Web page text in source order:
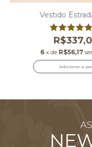
Vestido
6 x de R$56,17
Adicionar a